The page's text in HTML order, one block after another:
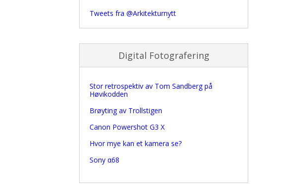
Tweets fra @Arkitekturnytt
Digital Fotografering
Stor retrospektiv av Tom Sandberg på
Høvikodden
Brøyting av Trollstigen
Canon Powershot G3 X
Hvor mye kan et kamera se?
Sony α68